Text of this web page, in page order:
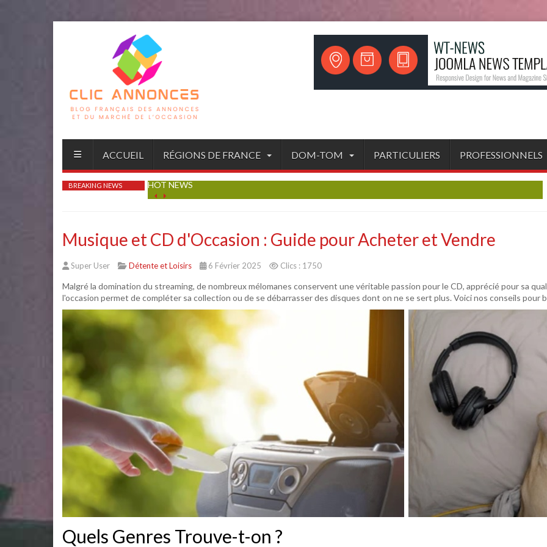
ACCUEIL RÉGIONS DE FRANCE DOM-TOM PARTICULIERS PROFESSIONNELS
BREAKING NEWS
HOT NEWS
Musique et CD d'Occasion : Guide pour Acheter et Vendre
Super User Détente et Loisirs 6 Février 2025 Clics : 1750
Malgré la domination du streaming, de nombreux mélomanes conservent une véritable passion pour le CD, apprécié pour sa
l'occasion permet de compléter sa collection ou de se débarrasser des disques dont on ne se sert plus. Voici nos conseils pour
Quels Genres Trouve-t-on ?